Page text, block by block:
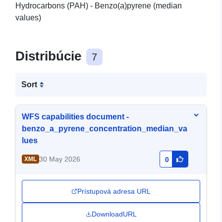
Hydrocarbons (PAH) - Benzo(a)pyrene (median
values)
Distribúcie 7
Sort
WFS capabilities document -
benzo_a_pyrene_concentration_median_va
lues
XML 30 May 2026 0
Prístupová adresa URL
DownloadURL